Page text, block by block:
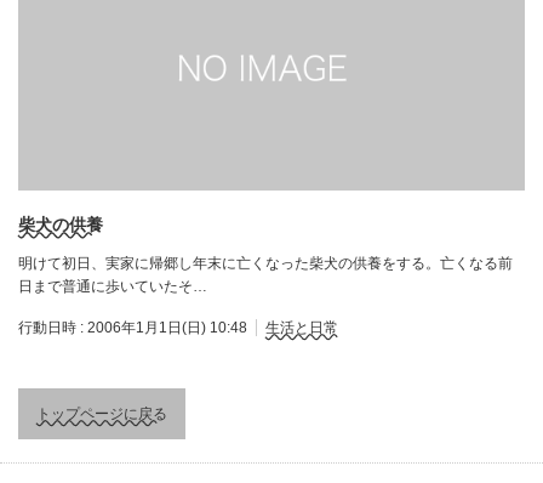
柴犬の供養
明けて初日、実家に帰郷し年末に亡くなった柴犬の供養をする。亡くなる前
日まで普通に歩いていたそ…
行動日時 : 2006年1月1日(日) 10:48 生活と日常
トップページに戻る